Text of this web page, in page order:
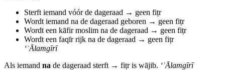
Sterft iemand vóór de dageraad → geen fiṭr
Wordt iemand na de dageraad geboren → geen fiṭr
Wordt een kāfir moslim na de dageraad → geen fiṭr
Wordt een faqīr rijk na de dageraad → geen fiṭr
‘ʿĀlamgīrī
Als iemand na de dageraad sterft → fiṭr is wājib. ‘ʿĀlamgīrī